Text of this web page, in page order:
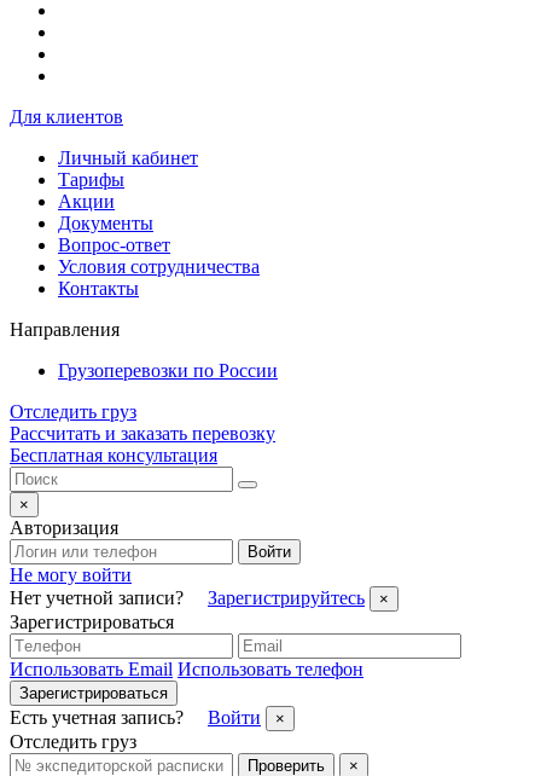
Для клиентов
Личный кабинет
Тарифы
Акции
Документы
Вопрос-ответ
Условия сотрудничества
Контакты
Направления
Грузоперевозки по России
Отследить груз
Рассчитать и заказать перевозку
Бесплатная консультация
×
Авторизация
Войти
Не могу войти
Нет учетной записи?
Зарегистрируйтесь ×
Зарегистрироваться
Использовать Email Использовать телефон
Зарегистрироваться
Есть учетная запись? Войти ×
Отследить груз
Проверить ×